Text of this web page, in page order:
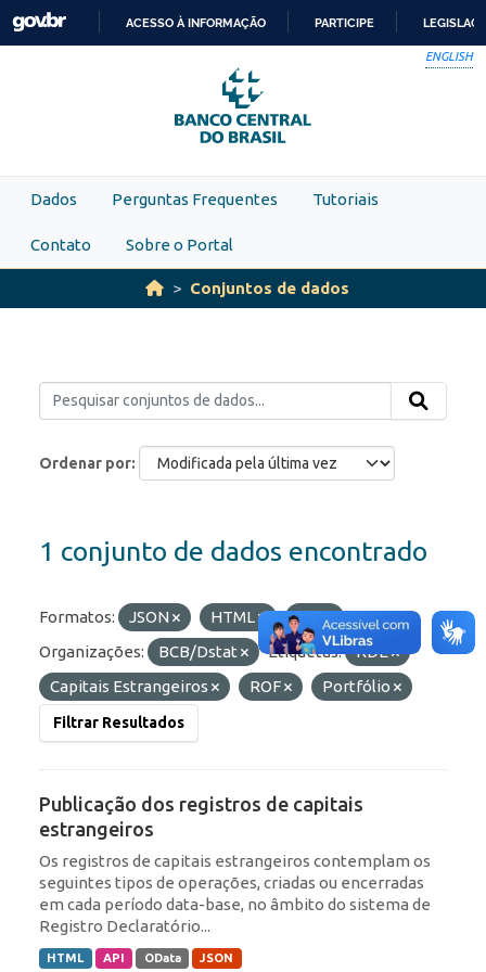
Skip to main content
PARA
O
CONTEÚDO
ACESSO À INFORMAÇÃO PARTICIPE
ENGLISH
Dados Perguntas Frequentes Tutoriais
Contato Sobre o Portal
Conjuntos de dados
Ordenar por
1 conjunto de dados encontrado
Formatos: JSON HTML
API
Organizações:
BCB/Dstat Etiquetas:
RDE
Capitais Estrangeiros
ROF Portfólio
Filtrar Resultados
Publicação dos registros de capitais
estrangeiros
Os registros de capitais estrangeiros contemplam os
seguintes tipos de operações, criadas ou encerradas
em cada período data-base, no âmbito do sistema de
Registro Declaratório...
HTML API OData JSON